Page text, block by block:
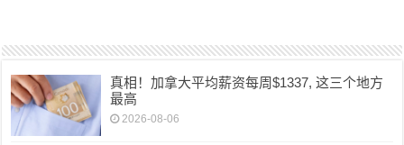
真相！加拿大平均薪资每周$1337, 这三个地方
最高
2026-08-06